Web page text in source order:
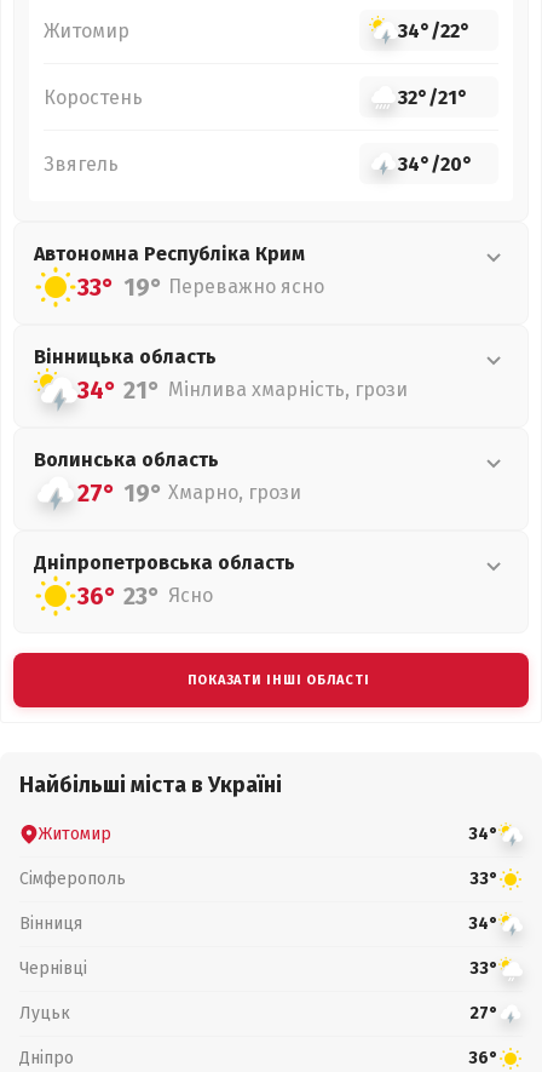
Житомир 34°/22°
Коростень 32°/21°
Звягель 34°/20°
Автономна Республіка Крим
33° 19° Переважно ясно
Вінницька область
34° 21° Мінлива хмарність, грози
Волинська область
27° 19° Хмарно, грози
Дніпропетровська область
36° 23° Ясно
ПОКАЗАТИ ІНШІ ОБЛАСТІ
Найбільші міста в Україні
Житомир 34°
Сімферополь 33°
Вінниця 34°
Чернівці 33°
Луцьк 27°
Дніпро 36°